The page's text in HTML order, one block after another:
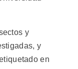
y
y
en